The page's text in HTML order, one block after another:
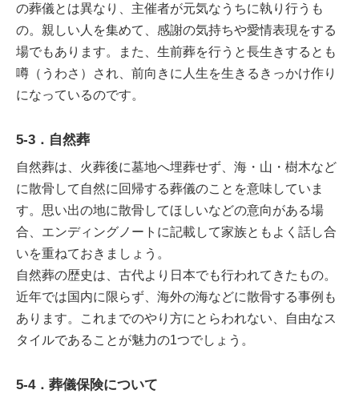
の葬儀とは異なり、主催者が元気なうちに執り行うも
の。親しい人を集めて、感謝の気持ちや愛情表現をする
場でもあります。また、生前葬を行うと長生きするとも
噂（うわさ）され、前向きに人生を生きるきっかけ作り
になっているのです。
5-3．自然葬
自然葬は、火葬後に墓地へ埋葬せず、海・山・樹木など
に散骨して自然に回帰する葬儀のことを意味していま
す。思い出の地に散骨してほしいなどの意向がある場
合、エンディングノートに記載して家族ともよく話し合
いを重ねておきましょう。
自然葬の歴史は、古代より日本でも行われてきたもの。
近年では国内に限らず、海外の海などに散骨する事例も
あります。これまでのやり方にとらわれない、自由なス
タイルであることが魅力の1つでしょう。
5-4．葬儀保険について